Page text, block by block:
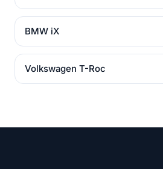
BMW iX
Volkswagen T-Roc